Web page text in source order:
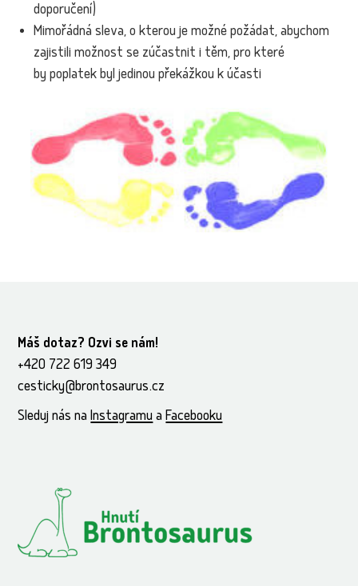
doporučení)
Mimořádná sleva, o kterou je možné požádat, abychom
zajistili možnost se zúčastnit i těm, pro které
by poplatek byl jedinou překážkou k účasti
Máš dotaz? Ozvi se nám!
+420 722 619 349
cesticky@brontosaurus.cz
Sleduj nás naInstagramuaFacebooku